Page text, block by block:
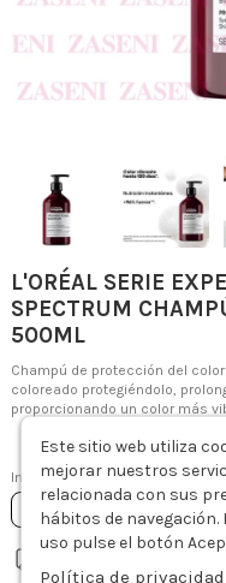
L'ORÉAL SERIE
SPECTRUM
500ML
Champú de protección del
coloreado protegiéndolo,
proporcionando un color más
28,59 €32,85 € -
Impuestos incluidos
Envío gratis desde
Este sitio web utiliza
mejorar nuestros
relacionada con sus
hábitos de
uso pulse el botón
Política de privacidad